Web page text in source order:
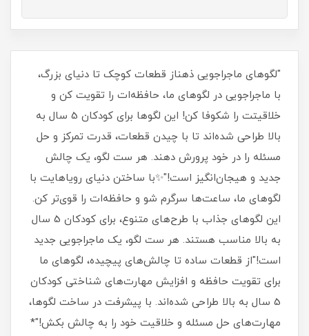
"لگوهای ماجراجویی ذهناز قطعات کوچک تا دنیای بزرگ،
با ماجراجویی در لگوهای ما، حافظه‌ات را تقویت کن و
خلاقیتت را شکوفا کن! این لگوها برای کودکان 5 سال به
بالا طراحی شده‌اند تا با چیدن قطعات، قدرت تمرکز و حل
مسئله را در خود پرورش دهند. هر ست لگو، یک چالش
جدید و هیجان‌انگیز است!"✨با ساختن دنیای رویاهایت با
لگوهای ما، ساعت‌ها سرگرم شو و حافظه‌ات را قوی‌تر کن.
این لگوهای جذاب با طرح‌های متنوع، برای کودکان 5 سال
به بالا مناسب هستند. هر ست لگو، یک ماجراجویی جدید
است!"از قطعات ساده تا چالش‌های پیچیده، لگوهای ما
برای تقویت حافظه و افزایش مهارت‌های شناختی کودکان
5 سال به بالا طراحی شده‌اند. با پیشرفت در ساخت لگوها،
مهارت‌های حل مسئله و خلاقیت خود را به چالش بکش!"*